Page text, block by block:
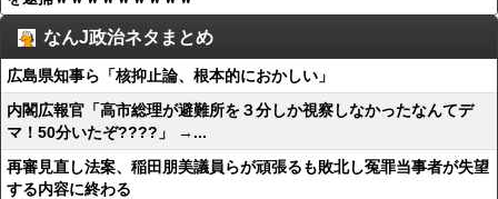
なんJ政治ネタまとめ
広島県知事ら「核抑止論、根本的におかしい」
内閣広報官「高市総理が避難所を３分しか視察しなかったなんてデ
マ！50分いたぞ????」 →...
再審見直し法案、稲田朋美議員らが頑張るも敗北し冤罪当事者が失望
する内容に終わる